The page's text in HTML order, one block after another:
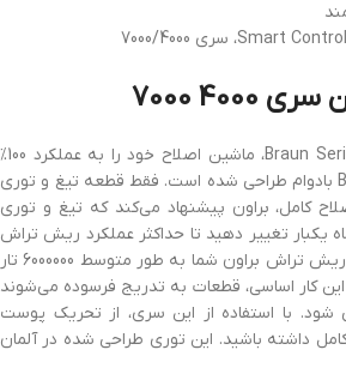
7000
با تعویض سری Braun Series 3 30b، ماشین اصلاح خود را به عملکرد 100%
برگردانید. ریش تراش Braun بادوام طراحی شده است. فقط قطعه تیغ و توری
کامل، براون پیشنهاد می‌کند که تیغ و توری
تراش خود را هر 24 ماه یکبار تغییر دهید تا حداکثر عملکرد ریش تراش
حفظ شود. در عرض 24 ماه، ریش تراش براون شما به طور متوسط 6000000 تار
این کار اساسی، قطعات به تدریج فرسوده می‌شوند
با استفاده از این سری، از تحریک پوست
داشته باشید. این توری طراحی شده در آلمان